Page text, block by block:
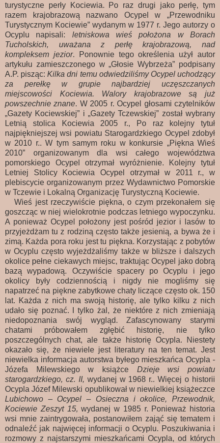
turystyczne perły Kociewia. Po raz drugi jako perłę, tym
razem krajobrazową nazwano Ocypel w „Przewodniku
Turystycznym Kociewie” wydanym w 1977 r. Jego autorzy o
Ocyplu napisali: letniskowa wieś położona w Borach
Tucholskich, uważana z perłę krajobrazową, nad
kompleksem jezior. Ponownie tego określenia użył autor
artykułu zamieszczonego w „Głosie Wybrzeża” podpisany
A.P. pisząc:Kilka dni temu odwiedziliśmy Ocypel uchodzący
za perełkę w grupie najbardziej uczęszczanych
miejscowości Kociewia. Walory krajobrazowe są już
powszechnie znane. W 2005 r. Ocypel głosami czytelników
„Gazety Kociewskiej” i „Gazety Tczewskiej” został wybrany
Letnią stolica Kociewia 2005 r., Po raz kolejny tytuł
najpiękniejszej wsi powiatu Starogardzkiego Ocypel zdobył
w 2010 r.. W tym samym roku w konkursie „Piękna Wieś
2010” organizowanym dla wsi całego województwa
pomorskiego Ocypel otrzymał wyróżnienie. Kolejny tytuł
Letniej Stolicy Kociewia Ocypel otrzymał w 2011 r., w
plebiscycie organizowanym przez Wydawnictwo Pomorskie
w Tczewie i Lokalną Organizację Turystyczną Kociewie.
Wieś jest rzeczywiście piękna, o czym przekonałem się
goszcząc w niej wielokrotnie podczas letniego wypoczynku.
A ponieważ Ocypel położony jest pośród jezior i lasów to
przyjeżdżam tu z rodziną często także jesienią, a bywa że i
zimą. Każda pora roku jest tu piękna. Korzystając z pobytów
w Ocyplu często wyjeżdżaliśmy także w bliższe i dalszych
okolice pełne ciekawych miejsc, traktując Ocypel jako dobrą
bazą wypadową. Oczywiście spacery po Ocyplu i jego
okolicy były codziennością i nigdy nie mogliśmy się
napatrzeć na piękne zabytkowe chaty liczące często ok. 150
lat. Każda z nich ma swoją historię, ale tylko kilku z nich
udało się poznać. I tylko żal, że niektóre z nich zmieniają
niedopoznania swój wygląd. Zafascynowany starymi
chatami próbowałem zgłębić historię, nie tylko
poszczególnych chat, ale także historię Ocypla. Niestety
okazało się, że niewiele jest literatury na ten temat. Jest
niewielka informacja autorstwa byłego mieszkańca Ocypla -
Józefa Milewskiegow książce Dzieje wsi powiatu
starogardzkiego, cz. II, wydanej w 1968 r.. Więcej o historii
Ocypla Józef Milewski opublikował w niewielkiej książeczce
Lubichowo – Ocypel – Osieczna i okolice, Przewodnik,
Kociewie Zeszyt 15, wydanej w 1985 r. Ponieważ historia
wsi mnie zaintrygowała, postanowiłem zająć się tematem i
odnaleźć jak najwięcej informacji o Ocyplu. Poszukiwania i
rozmowy z najstarszymi mieszkańcami Ocypla, od których